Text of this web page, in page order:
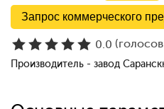
Запрос коммерческого
0.0 (голосов
Производитель - завод